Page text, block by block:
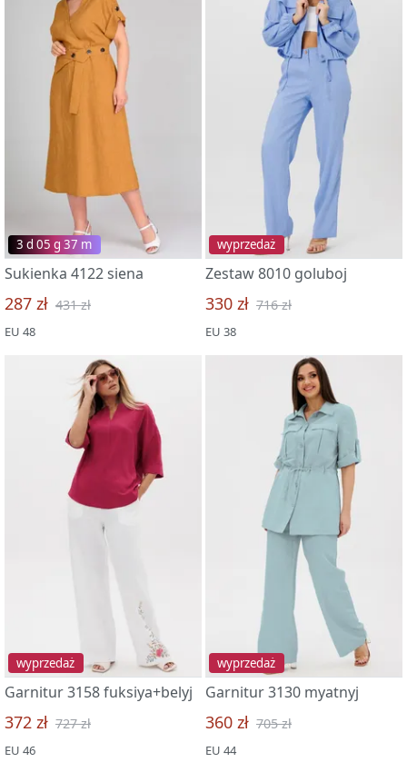
3 d 05 g 37 m
Sukienka 4122 siena
287 zł 431 zł
EU 48
wyprzedaż
Zestaw 8010 goluboj
330 zł 716 zł
EU 38
wyprzedaż
Garnitur 3158 fuksiya+belyj
372 zł 727 zł
EU 46
wyprzedaż
Garnitur 3130 myatnyj
360 zł 705 zł
EU 44